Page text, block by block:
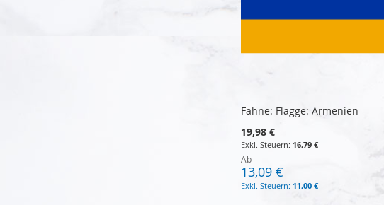
Fahne: Flagge: Armenien
19,98 €
16,79 €
Ab
13,09 €
11,00 €